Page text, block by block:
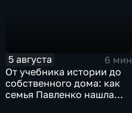
5 августа
6 мин
От учебника истории до
собственного дома: как
семья Павленко нашла